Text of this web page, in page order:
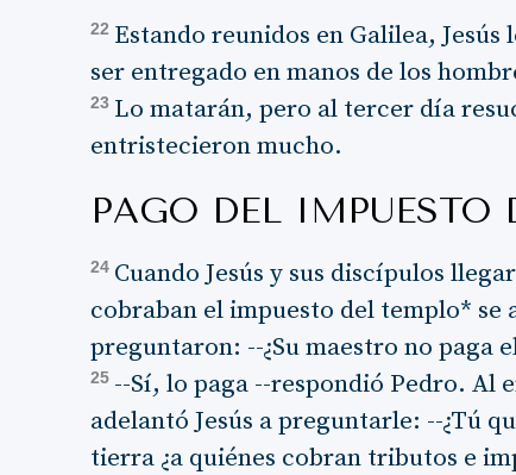
22 Estando reunidos en Galilea,
ser entregado en manos de los
23 Lo matarán, pero al tercer día
entristecieron mucho.
PAGO DEL IMPUESTO
24 Cuando Jesús y sus discípulos
cobraban el impuesto del templo* se
preguntaron: --¿Su maestro no paga
25 --Sí, lo paga --respondió Pedro. Al
adelantó Jesús a preguntarle: --¿Tú
tierra ¿a quiénes cobran tributos e